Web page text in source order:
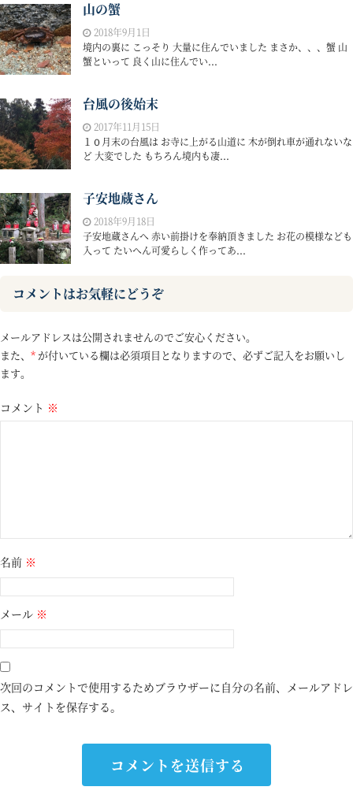
山の蟹
2018年9月1日
境内の裏に こっそり 大量に住んでいました まさか、、、蟹 山
蟹といって 良く山に住んでい...
台風の後始末
2017年11月15日
１０月末の台風は お寺に上がる山道に 木が倒れ車が通れないな
ど 大変でした もちろん境内も凄...
子安地蔵さん
2018年9月18日
子安地蔵さんへ 赤い前掛けを奉納頂きました お花の模様なども
入って たいへん可愛らしく作ってあ...
コメントはお気軽にどうぞ
メールアドレスは公開されませんのでご安心ください。
また、 * が付いている欄は必須項目となりますので、必ずご記入をお願いし
ます。
コメント ※
名前 ※
メール ※
次回のコメントで使用するためブラウザーに自分の名前、メールアドレ
ス、サイトを保存する。